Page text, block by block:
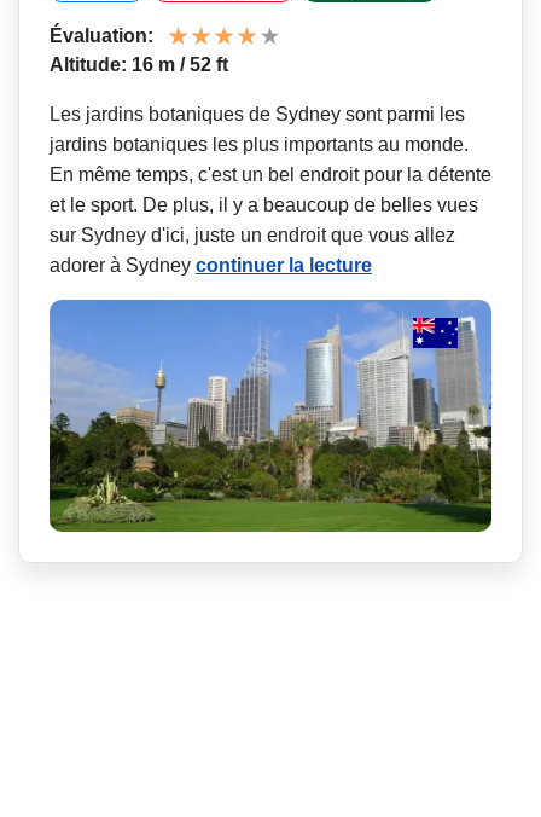
Évaluation:
Altitude: 16 m / 52 ft
Les jardins botaniques de Sydney sont parmi les
jardins botaniques les plus importants au monde.
En même temps, c'est un bel endroit pour la détente
et le sport. De plus, il y a beaucoup de belles vues
sur Sydney d'ici, juste un endroit que vous allez
adorer à Sydney continuer la lecture